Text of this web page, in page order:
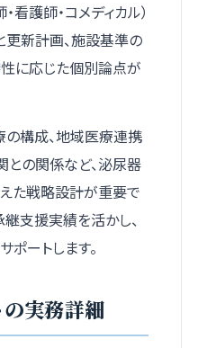
看護師・コメディカル）
更新計画、施設基準の
に応じた個別論点が
の構成、地域医療連携
との関係など、泌尿器
た戦略設計が重要で
支援実績を活かし、
ートします。
実務詳細